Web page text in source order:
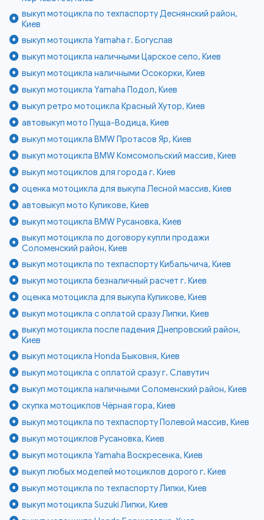
выкуп мотоцикла по техпаспорту Деснянский район,
Киев
выкуп мотоцикла Yamaha г. Богуслав
выкуп мотоцикла наличными Царское село, Киев
выкуп мотоцикла наличными Осокорки, Киев
выкуп мотоцикла Yamaha Подол, Киев
выкуп ретро мотоцикла Красный Хутор, Киев
автовыкуп мото Пуща-Водица, Киев
выкуп мотоцикла BMW Протасов Яр, Киев
выкуп мотоцикла BMW Комсомольский массив, Киев
выкуп мотоциклов для города г. Киев
оценка мотоцикла для выкупа Лесной массив, Киев
автовыкуп мото Куликове, Киев
выкуп мотоцикла BMW Русановка, Киев
выкуп мотоцикла по договору купли продажи
Соломенский район, Киев
выкуп мотоцикла по техпаспорту Кибальчича, Киев
выкуп мотоцикла безналичный расчет г. Киев
оценка мотоцикла для выкупа Куликове, Киев
выкуп мотоцикла с оплатой сразу Липки, Киев
выкуп мотоцикла после падения Днепровский район,
Киев
выкуп мотоцикла Honda Быковня, Киев
выкуп мотоцикла с оплатой сразу г. Славутич
выкуп мотоцикла наличными Соломенский район, Киев
скупка мотоциклов Чёрная гора, Киев
выкуп мотоцикла по техпаспорту Полевой массив, Киев
выкуп мотоциклов Русановка, Киев
выкуп мотоцикла Yamaha Воскресенка, Киев
выкуп любых моделей мотоциклов дорого г. Киев
выкуп мотоцикла по техпаспорту Липки, Киев
выкуп мотоцикла Suzuki Липки, Киев